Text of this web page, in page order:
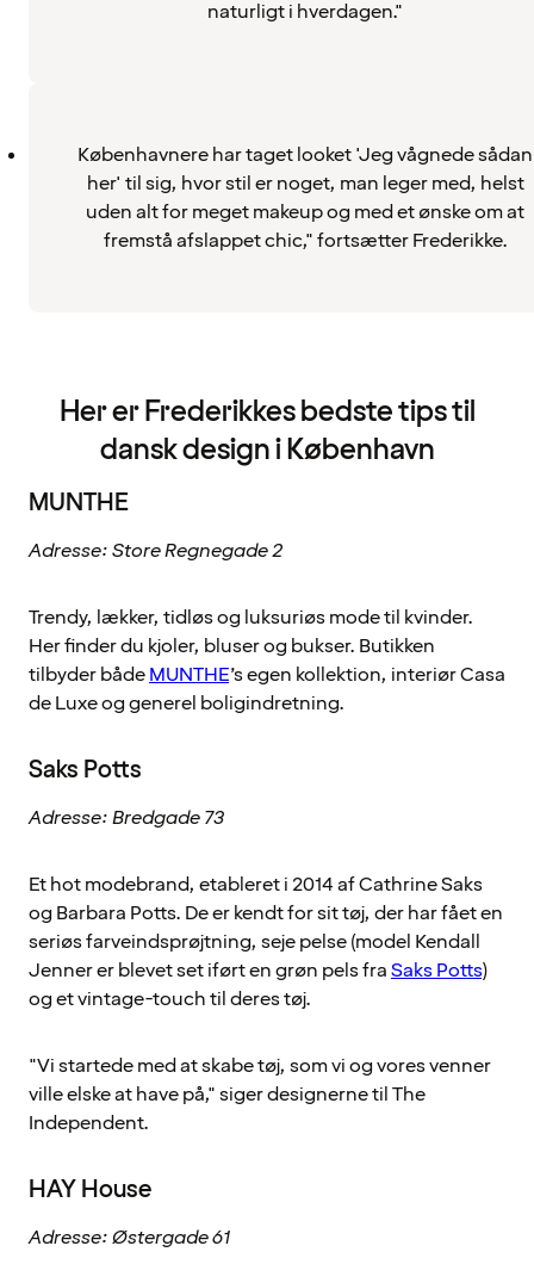
naturligt i hverdagen."
Københavnere har taget looket 'Jeg vågnede sådan
her' til sig, hvor stil er noget, man leger med, helst
uden alt for meget makeup og med et ønske om at
fremstå afslappet chic," fortsætter Frederikke.
Her er Frederikkes bedste tips til
dansk design i København
MUNTHE
Adresse: Store Regnegade 2
Trendy, lækker, tidløs og luksuriøs mode til kvinder.
Her finder du kjoler, bluser og bukser. Butikken
tilbyder bådeMUNTHE’s egen kollektion, interiør Casa
de Luxe og generel boligindretning.
Saks Potts
Adresse: Bredgade 73
Et hot modebrand, etableret i 2014 af Cathrine Saks
og Barbara Potts. De er kendt for sit tøj, der har fået en
seriøs farveindsprøjtning, seje pelse (model Kendall
Jenner er blevet set iført en grøn pels fraSaks Potts)
og et vintage-touch til deres tøj.
"Vi startede med at skabe tøj, som vi og vores venner
ville elske at have på," siger designerne til The
Independent.
HAY House
Adresse: Østergade 61